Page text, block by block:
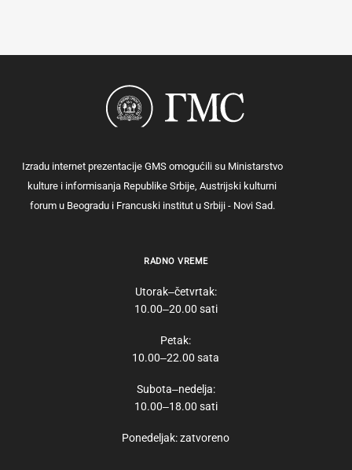
Izradu internet prezentacije GMS omogućili su Ministarstvo
kulture i informisanja Republike Srbije, Austrijski kulturni
forum u Beogradu i Francuski institut u Srbiji - Novi Sad.
RADNO VREME
Utorak‒četvrtak:
10.00‒20.00 sati
Petak:
10.00‒22.00 sata
Subota‒nedelja:
10.00‒18.00 sati
Ponedeljak: zatvoreno